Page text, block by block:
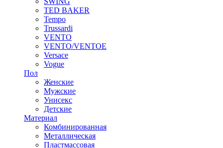
TED BAKER
Tempo
Trussardi
VENTO
VENTO/VENTOE
Versace
Vogue
Пол
Женские
Мужские
Унисекс
Детские
Материал
Комбинированная
Металлическая
Пластмассовая